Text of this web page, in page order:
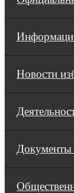
Новости
Документы